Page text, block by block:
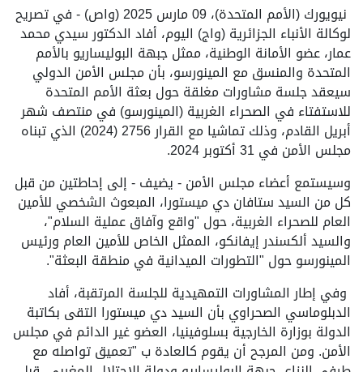
نيويورك (الأمم المتحدة)، 09 مارس 2025 (واص) - في تصريح
لوكالة الأنباء الجزائرية (واج) اليوم، أفاد الدكتور سيدي محمد
عمار، عضو الأمانة الوطنية، ممثل جبهة البوليساريو بالأمم
المتحدة والمنسق مع المينورسو، بأن مجلس الأمن الدولي
سيعقد جلسة مشاورات مغلقة حول بعثة الأمم المتحدة
للاستفتاء في الصحراء الغربية (المينورسو) في منتصف شهر
أبريل القادم، وذلك تماشيا مع القرار 2756 (2024) الذي تبناه
مجلس الأمن في 31 أكتوبر 2024.
وسيستمع أعضاء مجلس الأمن - يضيف - إلى إحاطتين من قبل
كل من السيد ستافان دي ميستورا، المبعوث الشخصي للأمين
العام للصحراء الغربية، حول "واقع وآفاق عملية السلام"،
والسيد ألكسندر إيفانكو، الممثل الخاص للأمين العام ورئيس
المينورسو حول "التطورات الميدانية في منطقة البعثة".
وفي إطار المشاورات التمهيدية للجلسة المرتقبة، أفاد
الدبلوماسي الصحراوي بأن السيد دي ميستورا التقى بكاتبة
الدولة بوزارة الخارجية بسلوفينيا، العضو غير الدائم في مجلس
الأمن. ومن المرجح أن يقوم كالعادة ب "تعميق تواصله مع